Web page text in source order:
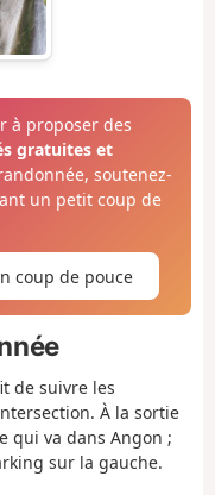
à proposer des
gratuites et
soutenez-
un petit coup de
coup de pouce
de suivre les
À la sortie
qui va dans Angon ;
sur la gauche.